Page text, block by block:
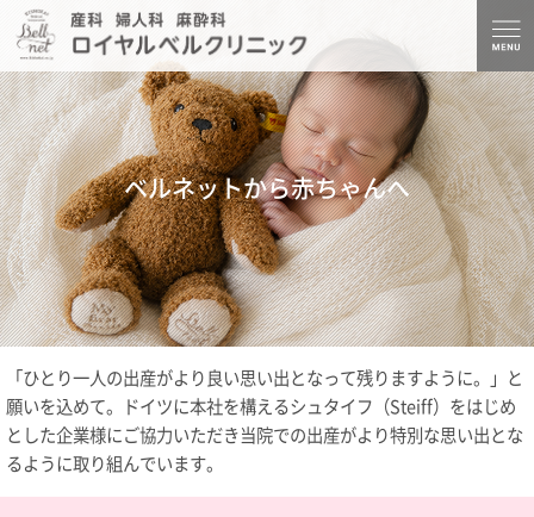
ベルネットから赤ちゃんへ
「ひとり一人の出産がより良い思い出となって残りますように。」と
願いを込めて。ドイツに本社を構えるシュタイフ（Steiff）をはじめ
とした企業様にご協力いただき当院での出産がより特別な思い出とな
るように取り組んでいます。